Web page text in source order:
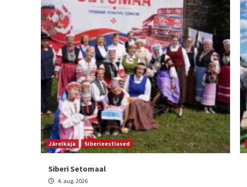
Järelkaja Siberieestlased
Siberi Setomaal
4. aug. 2026